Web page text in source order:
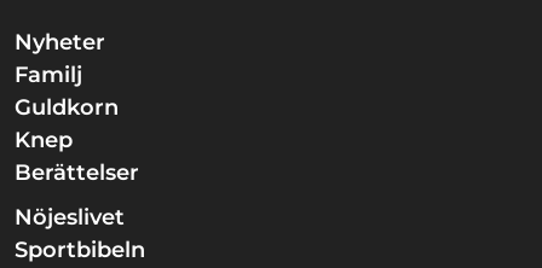
Nyheter
Familj
Guldkorn
Knep
Berättelser
Nöjeslivet
Sportbibeln